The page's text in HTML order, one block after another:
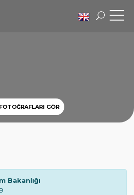
FOTOĞRAFLARI GÖR
Bakanlığı